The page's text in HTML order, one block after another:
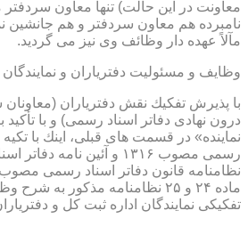
معاونت در این حالت) تنها معاون
نامبرده هم معاون سردفتر و هم جانشین
مآلاً عهده دار وظائف وی نیز می گردید.
وظایف و مسئولیت دفتریاران و نمایندگان
با پذیرش تفكیك نقش دفتریاران
درون نهادی دفاتر اسناد رسمی) و با
نماینده» در قسمت های قبلی، اینك با تكیه
ماده ۲۴ و ۲۵ نظامنامه مذكور
تفكیكی نمایندگان اداره ثبت كل و